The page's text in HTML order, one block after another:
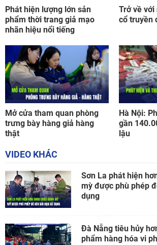
Phát hiện lượng lớn sản
phẩm thời trang giả mạo
nhãn hiệu nổi tiếng
Trở về
cổ truyền
Mở cửa tham quan phòng
trưng bày hàng giả hàng
thật
Hà Nội:
gần
lậu
VIDEO KHÁC
Sơn La phát hiện
mỳ được phù phép
dụng
Đà Nẵng tiêu hủy
phẩm hàng hóa vi